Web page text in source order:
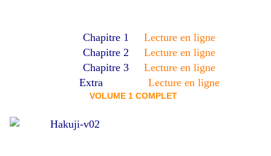
Chapitre 1 Lecture en ligne
Chapitre 2 Lecture en ligne
Chapitre 3 Lecture en ligne
Extra Lecture en ligne
VOLUME 1 COMPLET